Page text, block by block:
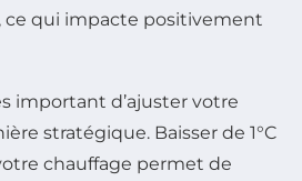
ce qui impacte positivement
important d’ajuster votre
stratégique. Baisser de 1°C
chauffage permet de